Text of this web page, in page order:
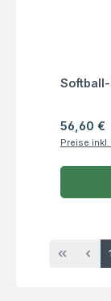
Fragen
Softball-
Regulärer
56,60 €
Preise
1